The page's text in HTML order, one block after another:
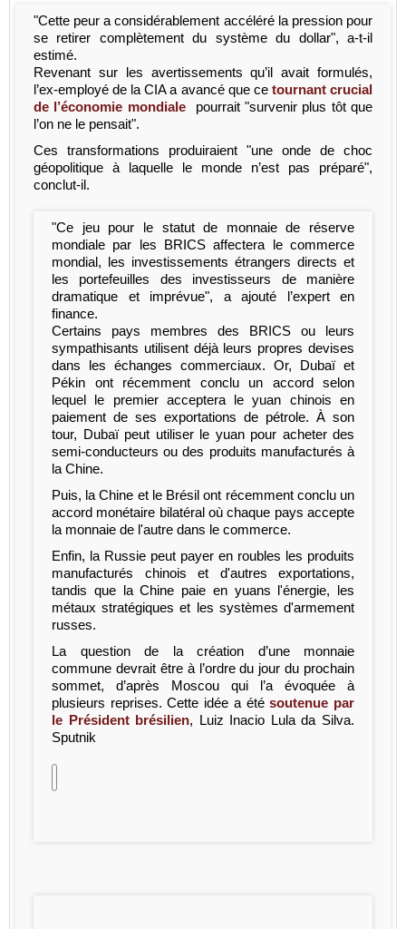
"Cette peur a considérablement accéléré la pression pour
se retirer complètement du système du dollar", a-t-il
estimé.
Revenant sur les avertissements qu’il avait formulés,
l’ex-employé de la CIA a avancé que ce tournant crucial
de l’économie mondialepourrait "survenir plus tôt que
l’on ne le pensait".
Ces transformations produiraient "une onde de choc
géopolitique à laquelle le monde n’est pas préparé",
conclut-il.
"Ce jeu pour le statut de monnaie de réserve
mondiale par les BRICS affectera le commerce
mondial, les investissements étrangers directs et
les portefeuilles des investisseurs de manière
dramatique et imprévue", a ajouté l’expert en
finance.
Certains pays membres des BRICS ou leurs
sympathisants utilisent déjà leurs propres devises
dans les échanges commerciaux. Or, Dubaï et
Pékin ont récemment conclu un accord selon
lequel le premier acceptera le yuan chinois en
paiement de ses exportations de pétrole. À son
tour, Dubaï peut utiliser le yuan pour acheter des
semi-conducteurs ou des produits manufacturés à
la Chine.
Puis, la Chine et le Brésil ont récemment conclu un
accord monétaire bilatéral où chaque pays accepte
la monnaie de l'autre dans le commerce.
Enfin, la Russie peut payer en roubles les produits
manufacturés chinois et d'autres exportations,
tandis que la Chine paie en yuans l'énergie, les
métaux stratégiques et les systèmes d'armement
russes.
La question de la création d’une monnaie
commune devrait être à l’ordre du jour du prochain
sommet, d’après Moscou qui l’a évoquée à
plusieurs reprises. Cette idée a étésoutenue par
le Président brésilien, Luiz Inacio Lula da Silva.
Sputnik